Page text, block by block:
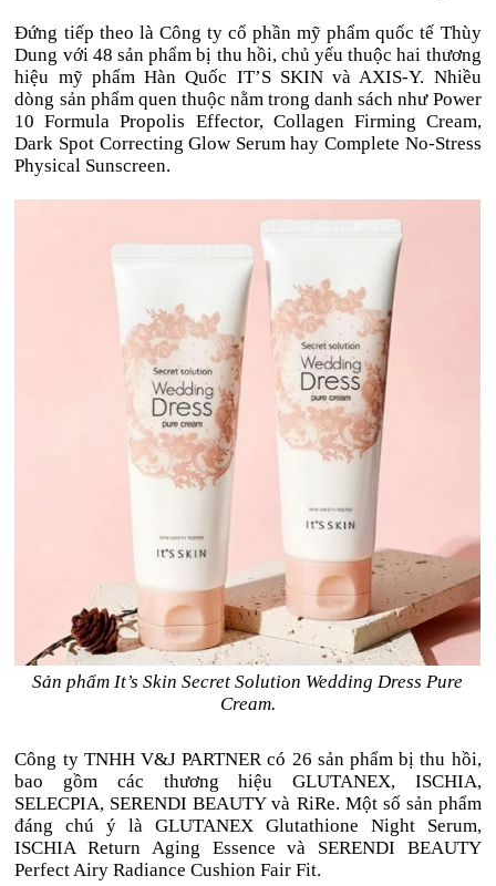
Đứng tiếp theo là Công ty cổ phần mỹ phẩm quốc tế Thùy
Dung với 48 sản phẩm bị thu hồi, chủ yếu thuộc hai thương
hiệu mỹ phẩm Hàn Quốc IT’S SKIN và AXIS-Y. Nhiều
dòng sản phẩm quen thuộc nằm trong danh sách như Power
10 Formula Propolis Effector, Collagen Firming Cream,
Dark Spot Correcting Glow Serum hay Complete No-Stress
Physical Sunscreen.
Sản phẩm It’s Skin Secret Solution Wedding Dress Pure
Cream.
Công ty TNHH V&J PARTNER có 26 sản phẩm bị thu hồi,
bao gồm các thương hiệu GLUTANEX, ISCHIA,
SELECPIA, SERENDI BEAUTY và RiRe. Một số sản phẩm
đáng chú ý là GLUTANEX Glutathione Night Serum,
ISCHIA Return Aging Essence và SERENDI BEAUTY
Perfect Airy Radiance Cushion Fair Fit.